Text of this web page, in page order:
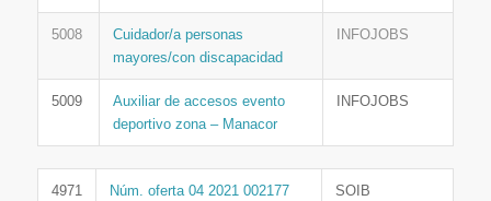
5008
Cuidador/a personas
mayores/con discapacidad
INFOJOBS
5009
Auxiliar de accesos evento
deportivo zona – Manacor
INFOJOBS
4971
Núm. oferta 04 2021 002177
SOIB